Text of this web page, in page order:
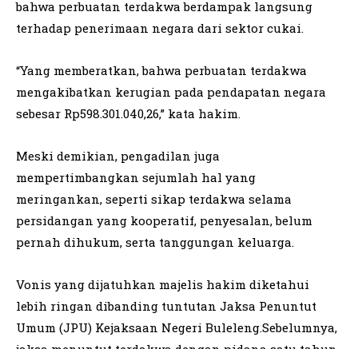
bahwa perbuatan terdakwa berdampak langsung
terhadap penerimaan negara dari sektor cukai.
“Yang memberatkan, bahwa perbuatan terdakwa
mengakibatkan kerugian pada pendapatan negara
sebesar Rp598.301.040,26,” kata hakim.
Meski demikian, pengadilan juga
mempertimbangkan sejumlah hal yang
meringankan, seperti sikap terdakwa selama
persidangan yang kooperatif, penyesalan, belum
pernah dihukum, serta tanggungan keluarga.
Vonis yang dijatuhkan majelis hakim diketahui
lebih ringan dibanding tuntutan Jaksa Penuntut
Umum (JPU) Kejaksaan Negeri Buleleng.Sebelumnya,